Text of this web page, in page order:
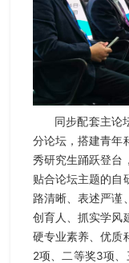
同步配套主论
分论坛，搭建青年
秀研究生踊跃登台
贴合论坛主题的自
路清晰、表述严谨
创育人、抓实学风
硬专业素养、优质
2项、二等奖3项